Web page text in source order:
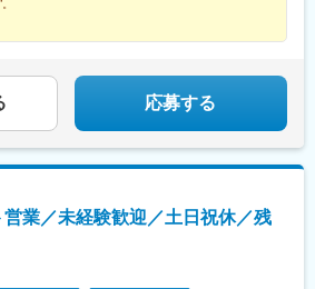
のような方はぜひ、ご応募ください！
応募する
業／未経験歓迎／土日祝休／残